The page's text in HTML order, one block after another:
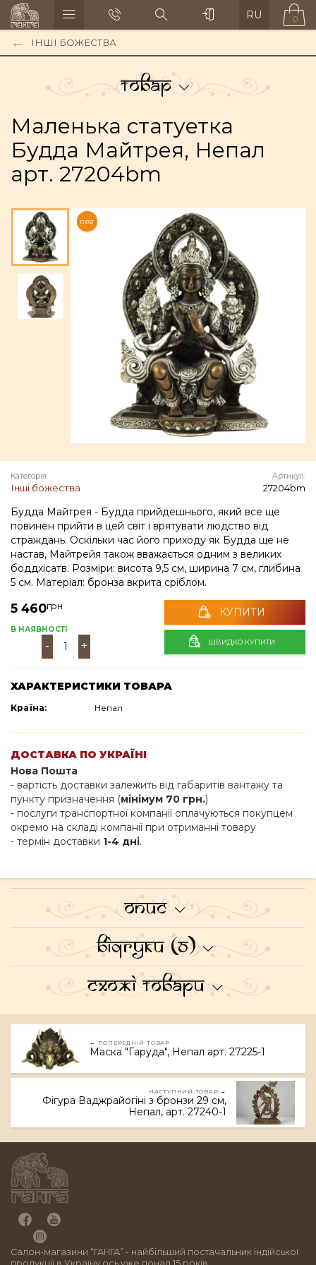
RU 0
ІНШІ БОЖЕСТВА
Товар
Маленька статуетка
Будда Майтрея, Непал
арт. 27204bm
NEW
Категорія:
Інші божества
Артикул:
27204bm
Будда Майтрея - Будда прийдешнього, який все ще
повинен прийти в цей світ і врятувати людство від
страждань. Оскільки час його приходу як Будда ще не
настав, Майтрейя також вважається одним з великих
боддхісатв. Розміри: висота 9,5 см, ширина 7 см, глибина
5 см. Матеріал: бронза вкрита сріблом.
5 460грн
В НАЯВНОСТІ
- +
КУПИТИ
ШВИДКО КУПИТИ
ХАРАКТЕРИСТИКИ ТОВАРА
Країна: Непал
ДОСТАВКА ПО УКРАЇНІ
Нова Пошта
- вартість доставки залежить від габаритів вантажу та
пункту призначення (мінімум 70 грн.)
- послуги транспортної компанії оплачуються покупцем
окремо на складі компанії при отриманні товару
- термін доставки 1-4 дні.
Опис
Відгуки (0)
Схожі товари
← ПОПЕРЕДНІЙ ТОВАР
Маска "Гаруда", Непал арт. 27225-1
НАСТУПНИЙ ТОВАР →
Фігура Ваджрайогіні з бронзи 29 см,
Непал, арт. 27240-1
Салон-магазини “ГАНГА” - найбільший постачальник індійської